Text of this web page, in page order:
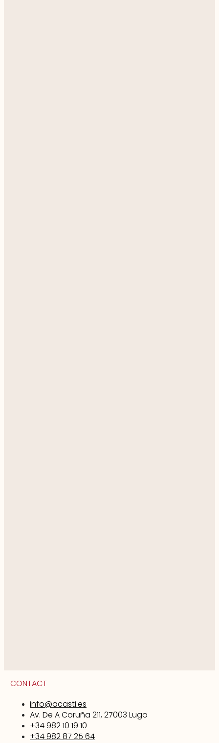
CONTACT
info@acasti.es
Av. De A Coruña 211, 27003 Lugo
+34 982 10 19 10
+34 982 87 25 64